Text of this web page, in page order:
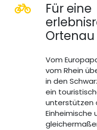
Für eine
Ortenau
Vom
vom Rhein
in den
ein
unterstützen
Einheimische